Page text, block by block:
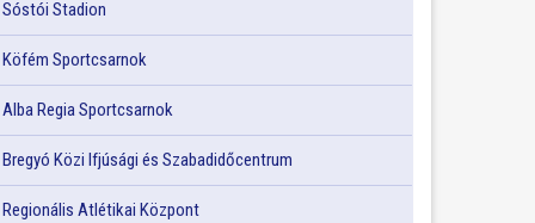
Sóstói Stadion
Köfém Sportcsarnok
Alba Regia Sportcsarnok
Bregyó Közi Ifjúsági és Szabadidőcentrum
Regionális Atlétikai Központ